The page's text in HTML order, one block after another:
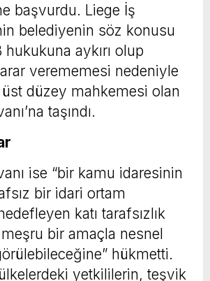
başvurdu. Liege İş
belediyenin söz konusu
hukukuna aykırı olup
verememesi nedeniyle
üst düzey mahkemesi olan
taşındı.
ise “bir kamu idaresinin
bir idari ortam
katı tarafsızlık
meşru bir amaçla nesnel
hükmetti.
yetkililerin, teşvik